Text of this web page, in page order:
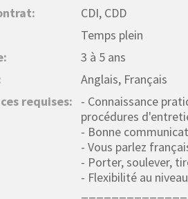
CDI, CDD
Temps plein
3 à 5 ans
Anglais, Français
requises:
- Connaissance
procédures
- Bonne
- Vous parlez
- Porter, soulever,
- Flexibilité au